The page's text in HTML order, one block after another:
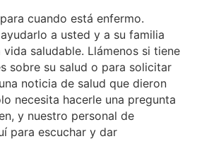
cuando está enfermo.
a usted y a su familia
saludable. Llámenos si tiene
sobre su salud o para solicitar
noticia de salud que dieron
necesita hacerle una pregunta
y nuestro personal de
para escuchar y dar